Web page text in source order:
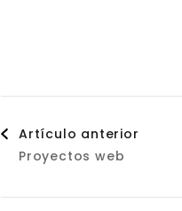
de
Artículo anterior
Proyectos web